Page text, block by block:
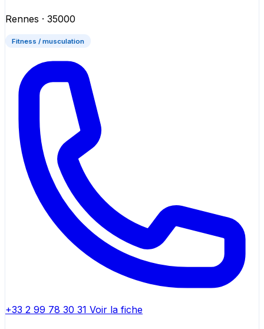
Rennes · 35000
Fitness / musculation
+33 2 99 78 30 31 Voir la fiche